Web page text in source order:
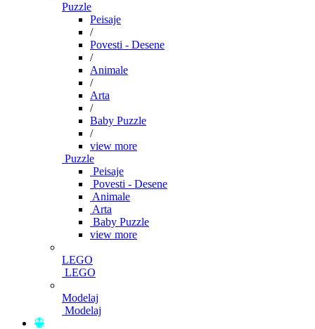
Puzzle
Peisaje
/
Povesti - Desene
/
Animale
/
Arta
/
Baby Puzzle
/
view more
Puzzle
Peisaje
Povesti - Desene
Animale
Arta
Baby Puzzle
view more
LEGO
LEGO
Modelaj
Modelaj